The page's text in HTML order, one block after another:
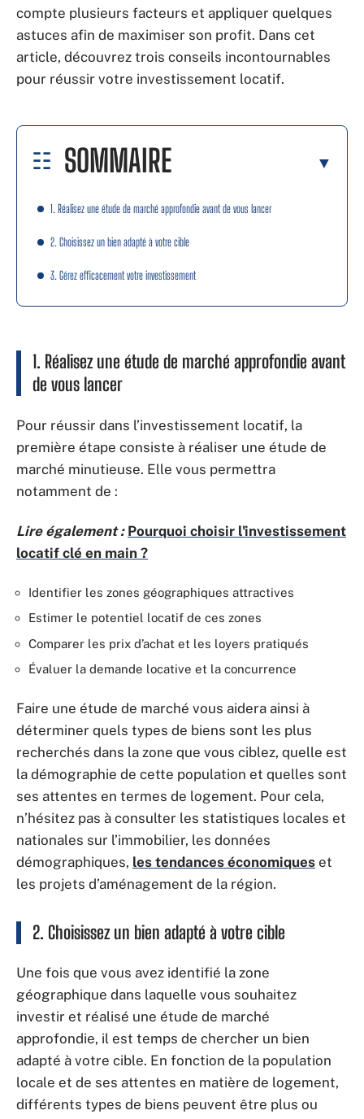
compte plusieurs facteurs et appliquer quelques
astuces afin de maximiser son profit. Dans cet
article, découvrez trois conseils incontournables
pour réussir votre investissement locatif.
SOMMAIRE
1. Réalisez une étude de marché approfondie avant de vous lancer
2. Choisissez un bien adapté à votre cible
3. Gérez efficacement votre investissement
1. Réalisez une étude de marché approfondie avant
de vous lancer
Pour réussir dans l’investissement locatif, la
première étape consiste à réaliser une étude de
marché minutieuse. Elle vous permettra
notamment de :
Lire également : Pourquoi choisir l'investissement
locatif clé en main ?
Identifier les zones géographiques attractives
Estimer le potentiel locatif de ces zones
Comparer les prix d’achat et les loyers pratiqués
Évaluer la demande locative et la concurrence
Faire une étude de marché vous aidera ainsi à
déterminer quels types de biens sont les plus
recherchés dans la zone que vous ciblez, quelle est
la démographie de cette population et quelles sont
ses attentes en termes de logement. Pour cela,
n’hésitez pas à consulter les statistiques locales et
nationales sur l’immobilier, les données
démographiques, les tendances économiques et
les projets d’aménagement de la région.
2. Choisissez un bien adapté à votre cible
Une fois que vous avez identifié la zone
géographique dans laquelle vous souhaitez
investir et réalisé une étude de marché
approfondie, il est temps de chercher un bien
adapté à votre cible. En fonction de la population
locale et de ses attentes en matière de logement,
différents types de biens peuvent être plus ou